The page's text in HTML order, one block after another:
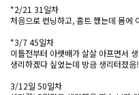
*2/21 31일차
처음으로 런닝하고, 홈트 했
*3/7 45일차
이틀전부터 아랫배가 살살 아프면서
생리하겠다 싶었는데 방금 생리터졌
3/12일 50일차